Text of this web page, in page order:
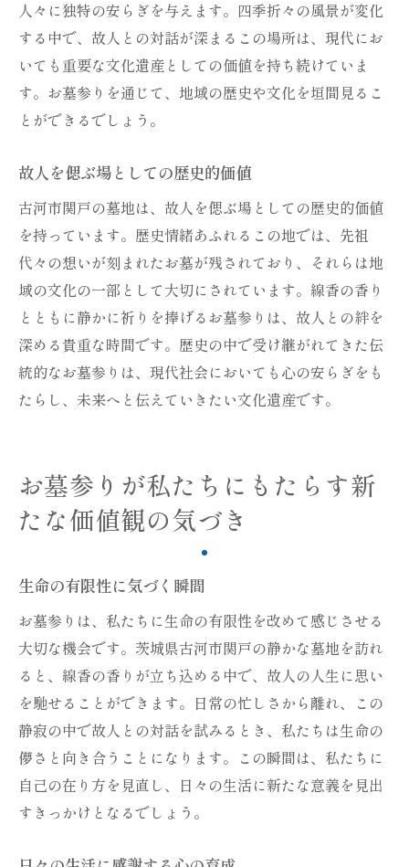
人々に独特の安らぎを与えます。四季折々の風景が変化
する中で、故人との対話が深まるこの場所は、現代にお
いても重要な文化遺産としての価値を持ち続けていま
す。お墓参りを通じて、地域の歴史や文化を垣間見るこ
とができるでしょう。
故人を偲ぶ場としての歴史的価値
古河市関戸の墓地は、故人を偲ぶ場としての歴史的価値
を持っています。歴史情緒あふれるこの地では、先祖
代々の想いが刻まれたお墓が残されており、それらは地
域の文化の一部として大切にされています。線香の香り
とともに静かに祈りを捧げるお墓参りは、故人との絆を
深める貴重な時間です。歴史の中で受け継がれてきた伝
統的なお墓参りは、現代社会においても心の安らぎをも
たらし、未来へと伝えていきたい文化遺産です。
お墓参りが私たちにもたらす新
たな価値観の気づき
生命の有限性に気づく瞬間
お墓参りは、私たちに生命の有限性を改めて感じさせる
大切な機会です。茨城県古河市関戸の静かな墓地を訪れ
ると、線香の香りが立ち込める中で、故人の人生に思い
を馳せることができます。日常の忙しさから離れ、この
静寂の中で故人との対話を試みるとき、私たちは生命の
儚さと向き合うことになります。この瞬間は、私たちに
自己の在り方を見直し、日々の生活に新たな意義を見出
すきっかけとなるでしょう。